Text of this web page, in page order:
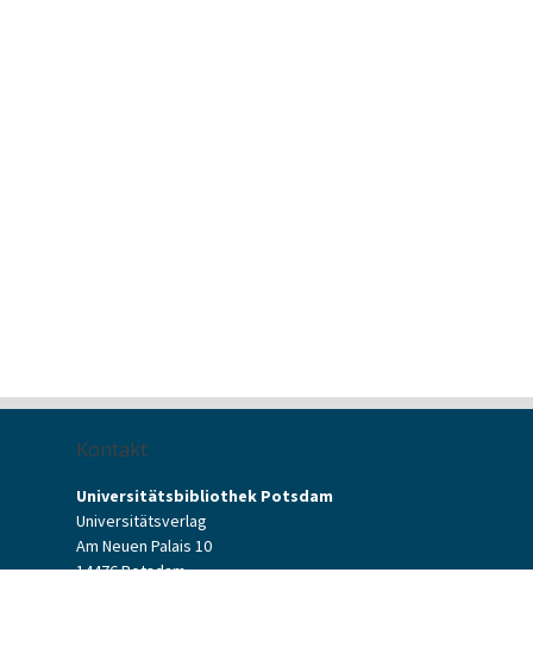
Kontakt
Universitätsbibliothek Potsdam
Universitätsverlag
Am Neuen Palais 10
14476 Potsdam